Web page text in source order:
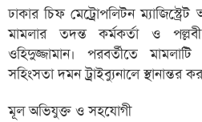
ঢাকার চিফ মেট্রোপলিটন
মামলার তদন্ত কর্মকর্তা ও
ওহিদুজ্জামান। পরবর্তীতে
সহিংসতা দমন ট্রাইব্যুনালে স্থানান্তর
মূল অভিযুক্ত ও সহযোগী